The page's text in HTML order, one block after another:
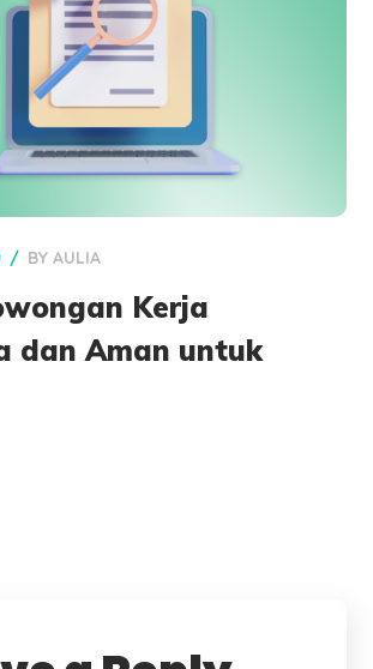
BYAULIA
Kerja
dan Aman untuk